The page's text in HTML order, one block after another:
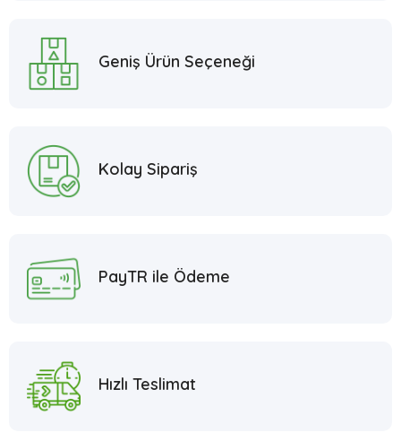
Geniş Ürün Seçeneği
Kolay Sipariş
PayTR ile Ödeme
Hızlı Teslimat